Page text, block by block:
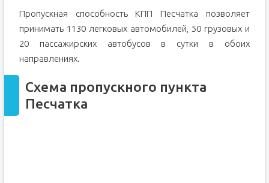
Пропускная способность КПП Песчатка позволяет
принимать 1130 легковых автомобилей, 50 грузовых и
20 пассажирских автобусов в сутки в обоих
направлениях.
Схема пропускного пункта
Песчатка